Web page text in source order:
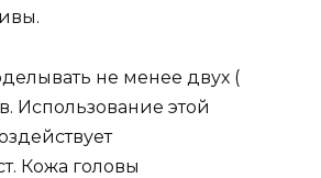
не менее двух (
Использование этой
Кожа головы